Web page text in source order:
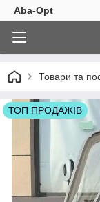
Aba-Opt
Товари та
ТОП ПРОДАЖІВ